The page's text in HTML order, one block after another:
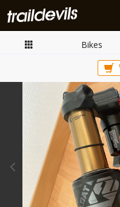
Bikes